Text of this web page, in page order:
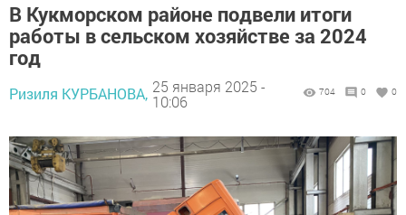
В Кукморском районе подвели итоги
работы в сельском хозяйстве за 2024
год
Ризиля КУРБАНОВА, 25 января 2025 -
10:06
704 0 0